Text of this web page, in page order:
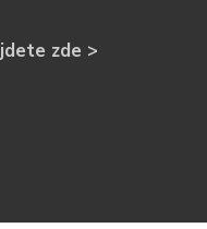
zde >